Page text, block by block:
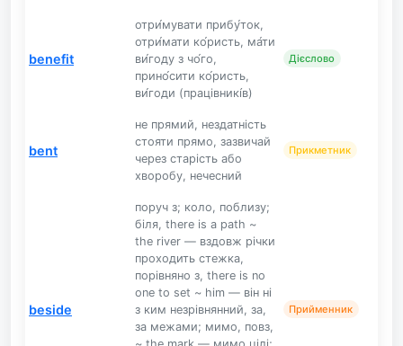
benefit
отри́мувати прибу́ток,
отри́мати ко́ристь, ма́ти
ви́году з чо́го,
прино́сити ко́ристь,
ви́годи (працівникі́в)
Дієслово
bent
не прямий, нездатність
стояти прямо, зазвичай
через старість або
хворобу, нечесний
Прикметник
beside
поруч з; коло, поблизу;
біля, there is a path ~
the river — вздовж річки
проходить стежка,
порівняно з, there is no
one to set ~ him — він ні
з ким незрівнянний, за,
за межами; мимо, повз,
Прийменник